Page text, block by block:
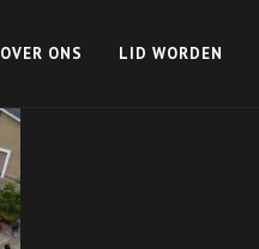
OVER ONS LID WORDEN